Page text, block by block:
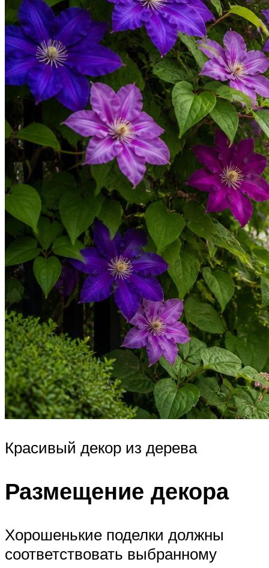
Красивый декор из дерева
Размещение декора
Хорошенькие поделки должны
соответствовать выбранному